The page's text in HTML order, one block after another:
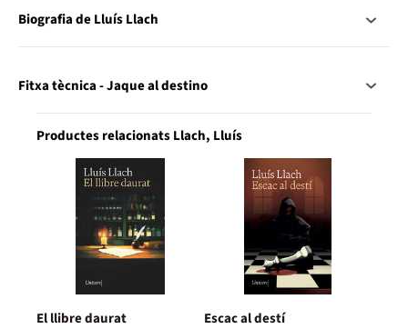
Biografia de Lluís Llach
Fitxa tècnica - Jaque al destino
Productes relacionats Llach, Lluís
El llibre daurat Escac al destí